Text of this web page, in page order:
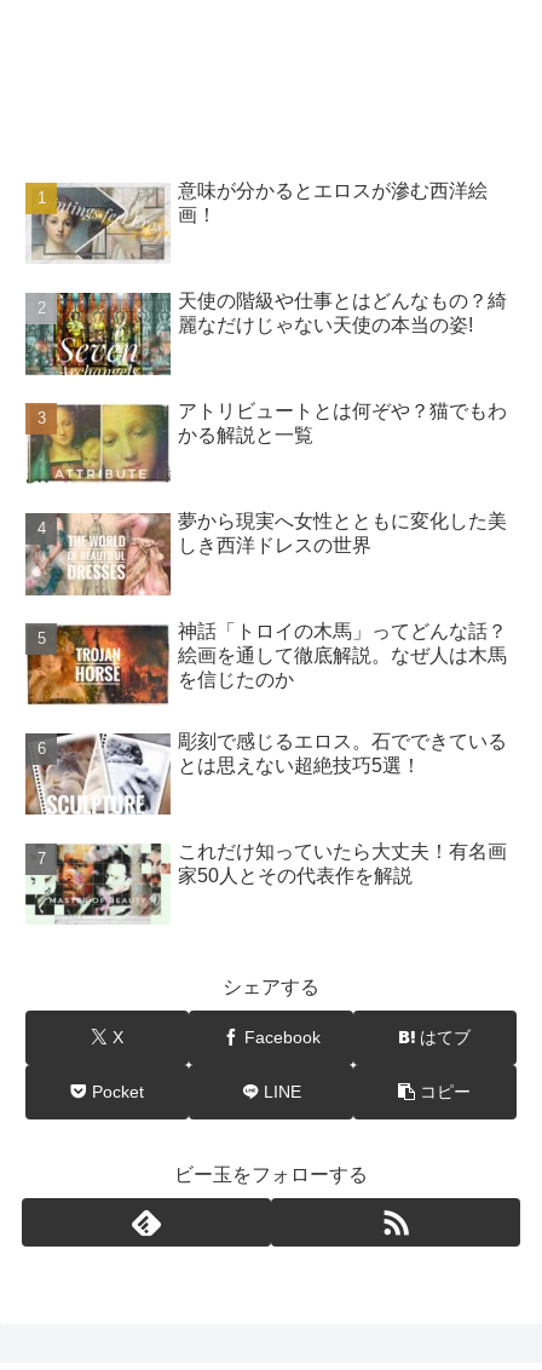
意味が分かるとエロスが滲む西洋絵
画！
天使の階級や仕事とはどんなもの？綺
麗なだけじゃない天使の本当の姿!
アトリビュートとは何ぞや？猫でもわ
かる解説と一覧
夢から現実へ女性とともに変化した美
しき西洋ドレスの世界
神話「トロイの木馬」ってどんな話？
絵画を通して徹底解説。なぜ人は木馬
を信じたのか
彫刻で感じるエロス。石でできている
とは思えない超絶技巧5選！
これだけ知っていたら大丈夫！有名画
家50人とその代表作を解説
シェアする
X Facebook はてブ
Pocket LINE コピー
ビー玉をフォローする